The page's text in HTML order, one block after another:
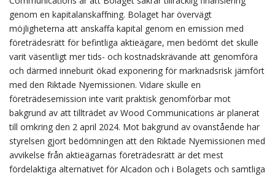
genom en kapitalanskaffning. Bolaget har övervägt
möjligheterna att anskaffa kapital genom en emission med
företrädesrätt för befintliga aktieägare, men bedömt det skulle
varit väsentligt mer tids- och kostnadskrävande att genomföra
och därmed inneburit ökad exponering för marknadsrisk jämfört
med den Riktade Nyemissionen. Vidare skulle en
företrädesemission inte varit praktisk genomförbar mot
bakgrund av att tillträdet av Wood Communications är planerat
till omkring den 2 april 2024. Mot bakgrund av ovanstående har
styrelsen gjort bedömningen att den Riktade Nyemissionen med
avvikelse från aktieägarnas företrädesrätt är det mest
fördelaktiga alternativet för Alcadon och i Bolagets och samtliga